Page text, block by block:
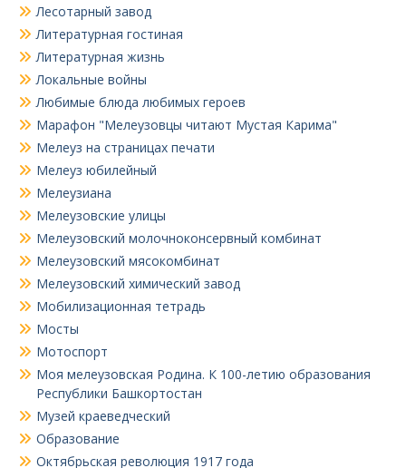
Лесотарный завод
Литературная гостиная
Литературная жизнь
Локальные войны
Любимые блюда любимых героев
Марафон "Мелеузовцы читают Мустая Карима"
Мелеуз на страницах печати
Мелеуз юбилейный
Мелеузиана
Мелеузовские улицы
Мелеузовский молочноконсервный комбинат
Мелеузовский мясокомбинат
Мелеузовский химический завод
Мобилизационная тетрадь
Мосты
Мотоспорт
Моя мелеузовская Родина. К 100-летию образования
Республики Башкортостан
Музей краеведческий
Образование
Октябрьская революция 1917 года